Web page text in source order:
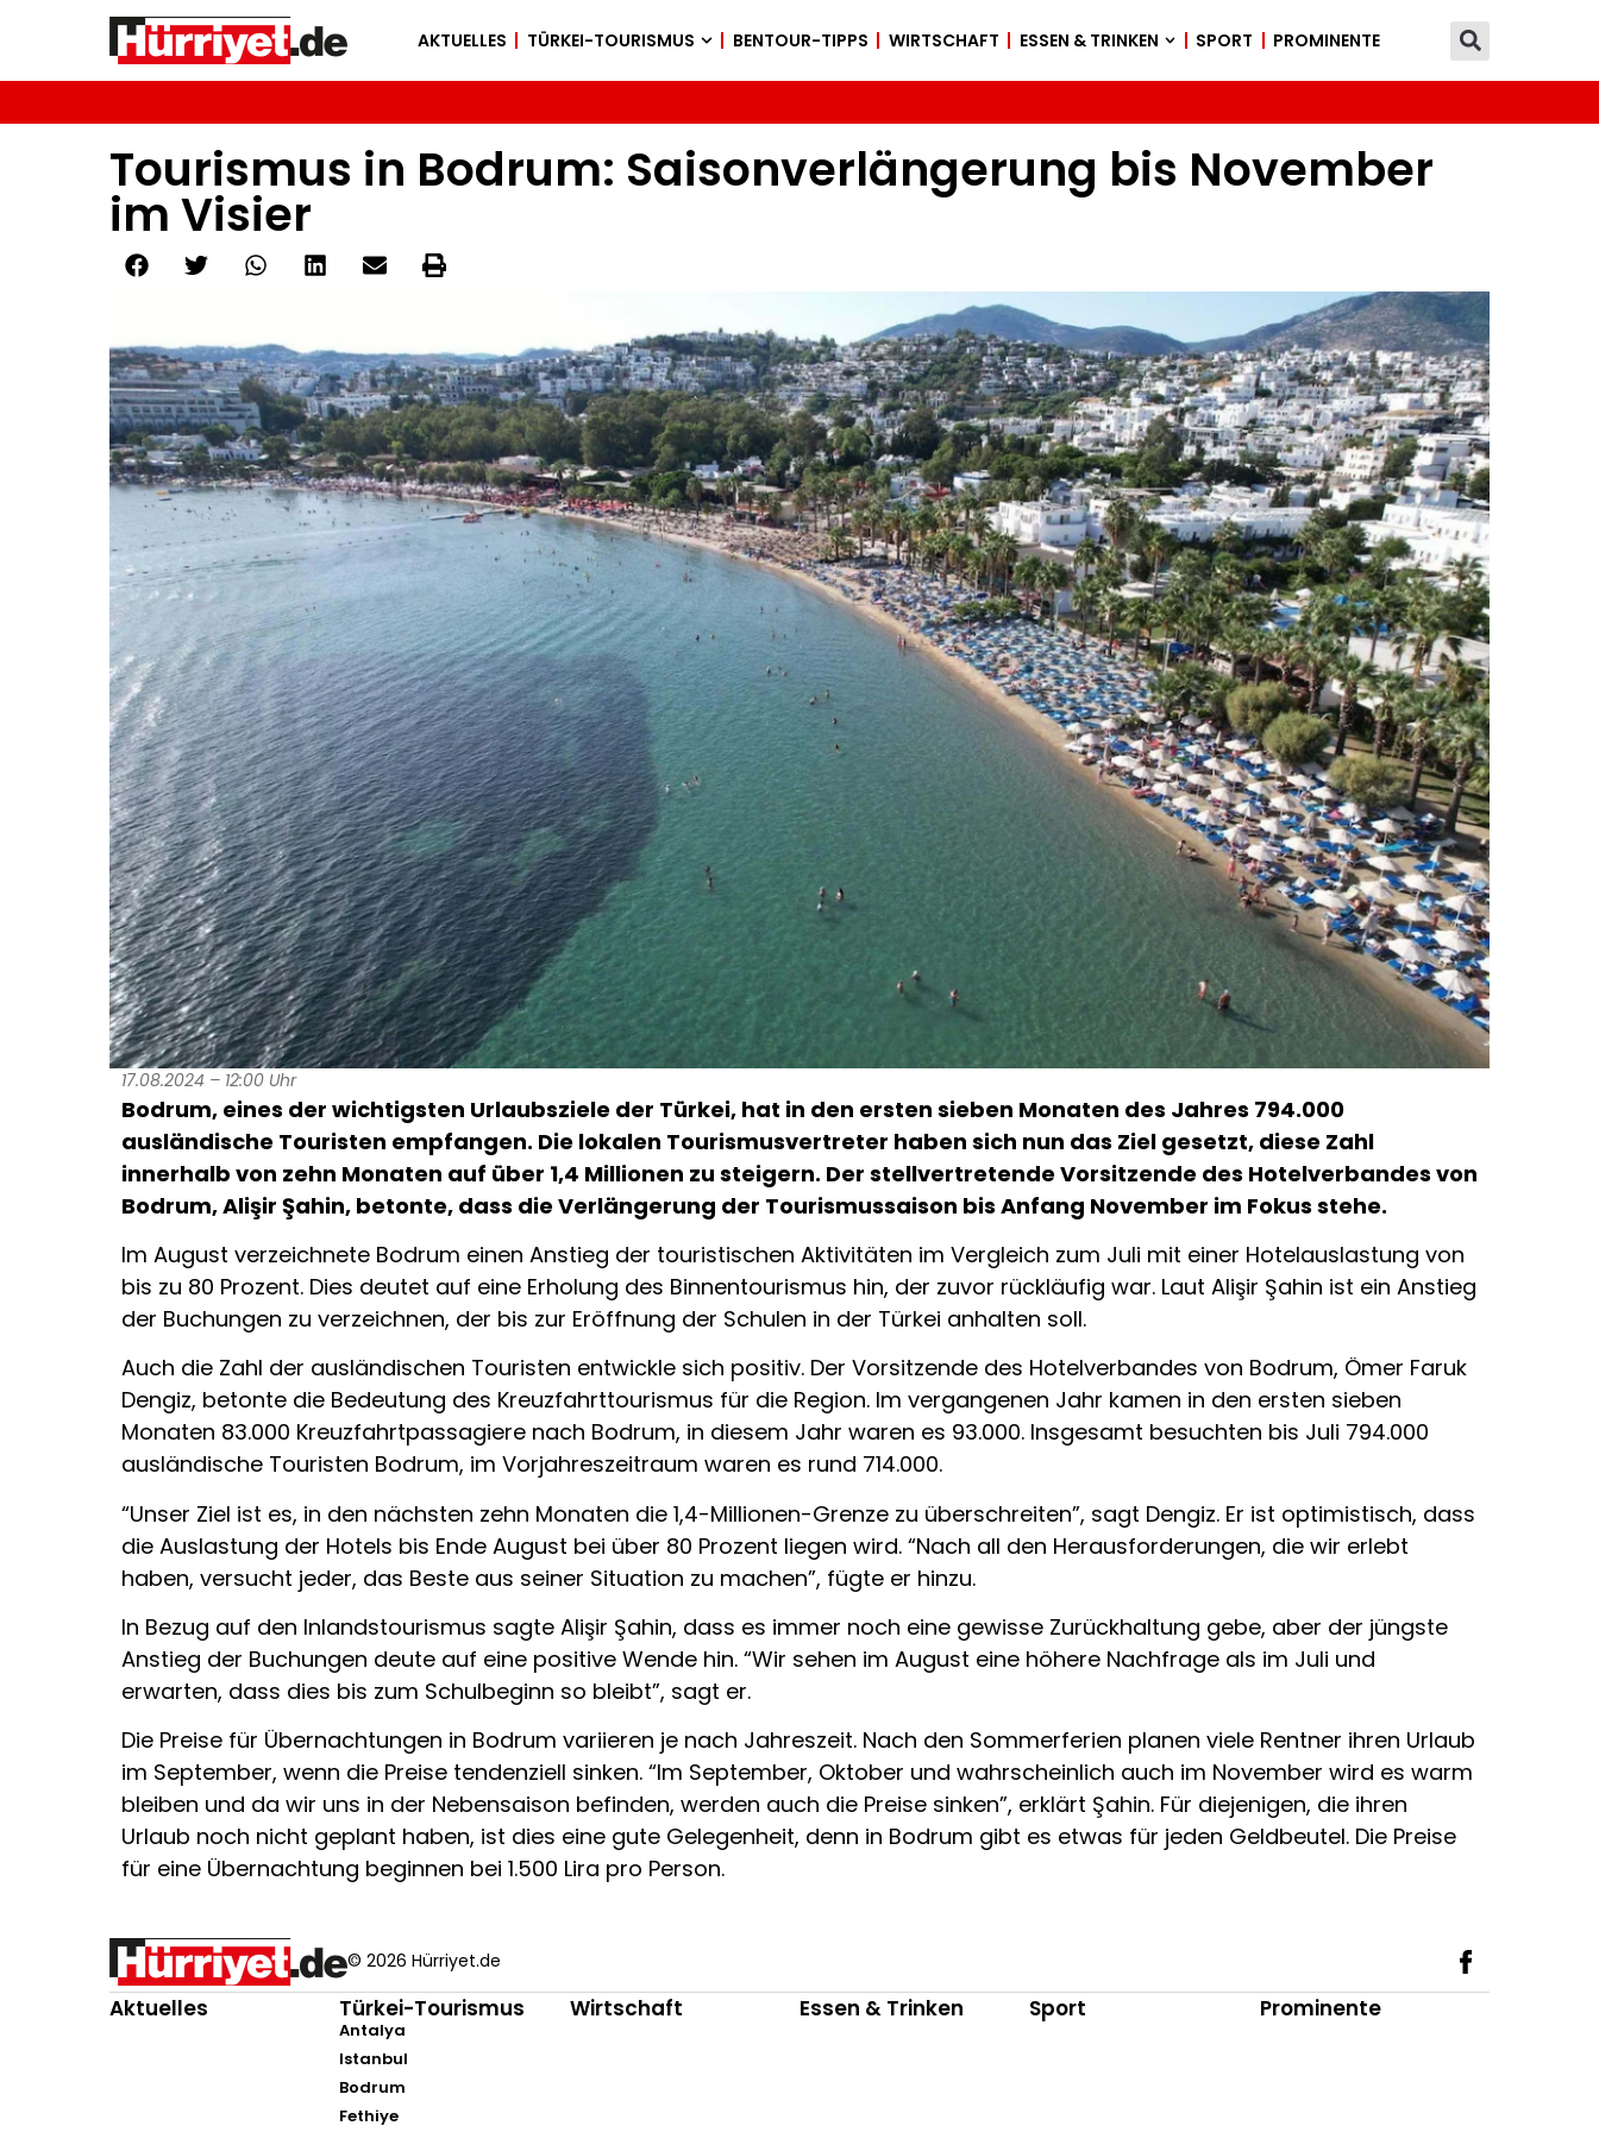
AKTUELLES TÜRKEI-TOURISMUS BENTOUR-TIPPS WIRTSCHAFT ESSEN & TRINKEN SPORT PROMINENTE
Tourismus in Bodrum: Saisonverlängerung bis November
im Visier
17.08.2024 – 12:00 Uhr
Bodrum, eines der wichtigsten Urlaubsziele der Türkei, hat in den ersten sieben Monaten des Jahres 794.000
ausländische Touristen empfangen. Die lokalen Tourismusvertreter haben sich nun das Ziel gesetzt, diese Zahl
innerhalb von zehn Monaten auf über 1,4 Millionen zu steigern. Der stellvertretende Vorsitzende des Hotelverbandes von
Bodrum, Alişir Şahin, betonte, dass die Verlängerung der Tourismussaison bis Anfang November im Fokus stehe.
Im August verzeichnete Bodrum einen Anstieg der touristischen Aktivitäten im Vergleich zum Juli mit einer Hotelauslastung von
bis zu 80 Prozent. Dies deutet auf eine Erholung des Binnentourismus hin, der zuvor rückläufig war. Laut Alişir Şahin ist ein Anstieg
der Buchungen zu verzeichnen, der bis zur Eröffnung der Schulen in der Türkei anhalten soll.
Auch die Zahl der ausländischen Touristen entwickle sich positiv. Der Vorsitzende des Hotelverbandes von Bodrum, Ömer Faruk
Dengiz, betonte die Bedeutung des Kreuzfahrttourismus für die Region. Im vergangenen Jahr kamen in den ersten sieben
Monaten 83.000 Kreuzfahrtpassagiere nach Bodrum, in diesem Jahr waren es 93.000. Insgesamt besuchten bis Juli 794.000
ausländische Touristen Bodrum, im Vorjahreszeitraum waren es rund 714.000.
“Unser Ziel ist es, in den nächsten zehn Monaten die 1,4-Millionen-Grenze zu überschreiten”, sagt Dengiz. Er ist optimistisch, dass
die Auslastung der Hotels bis Ende August bei über 80 Prozent liegen wird. “Nach all den Herausforderungen, die wir erlebt
haben, versucht jeder, das Beste aus seiner Situation zu machen”, fügte er hinzu.
In Bezug auf den Inlandstourismus sagte Alişir Şahin, dass es immer noch eine gewisse Zurückhaltung gebe, aber der jüngste
Anstieg der Buchungen deute auf eine positive Wende hin. “Wir sehen im August eine höhere Nachfrage als im Juli und
erwarten, dass dies bis zum Schulbeginn so bleibt”, sagt er.
Die Preise für Übernachtungen in Bodrum variieren je nach Jahreszeit. Nach den Sommerferien planen viele Rentner ihren Urlaub
im September, wenn die Preise tendenziell sinken. “Im September, Oktober und wahrscheinlich auch im November wird es warm
bleiben und da wir uns in der Nebensaison befinden, werden auch die Preise sinken”, erklärt Şahin. Für diejenigen, die ihren
Urlaub noch nicht geplant haben, ist dies eine gute Gelegenheit, denn in Bodrum gibt es etwas für jeden Geldbeutel. Die Preise
für eine Übernachtung beginnen bei 1.500 Lira pro Person.
© 2026 Hürriyet.de
Aktuelles Türkei-Tourismus
Antalya
Istanbul
Bodrum
Fethiye
Wirtschaft Essen & Trinken Sport Prominente